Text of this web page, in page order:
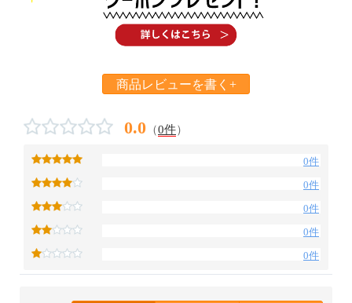
商品レビューを書く+
0.0 （0件）
0件
0件
0件
0件
0件